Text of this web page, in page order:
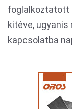
foglalkoztatott
kitéve, ugyanis
kapcsolatba